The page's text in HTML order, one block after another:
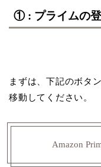
① : プライムの
まずは、下記のボタ
移動してください。
Amazon